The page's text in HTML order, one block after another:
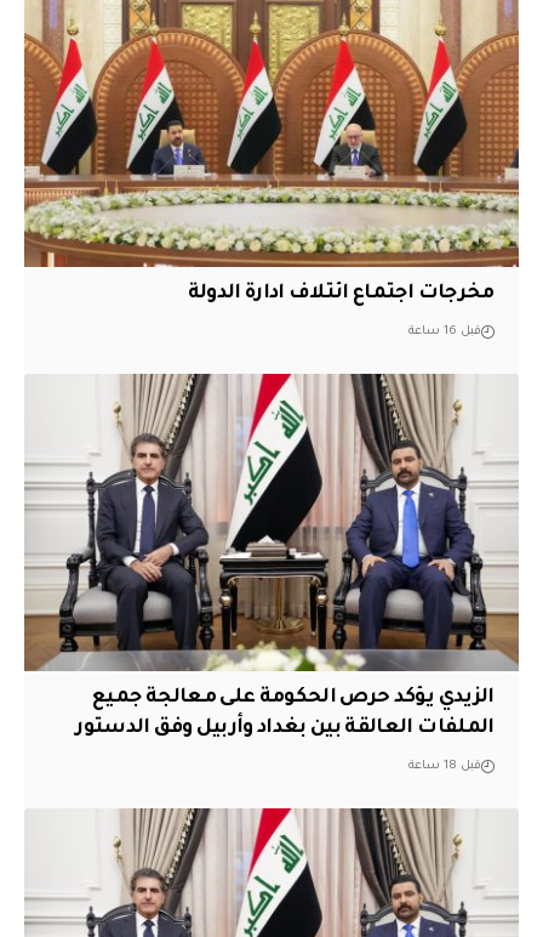
مخرجات اجتماع ائتلاف ادارة الدولة
قبل 16 ساعة
الزيدي يؤكد حرص الحكومة على معالجة جميع
الملفات العالقة بين بغداد وأربيل وفق الدستور
قبل 18 ساعة